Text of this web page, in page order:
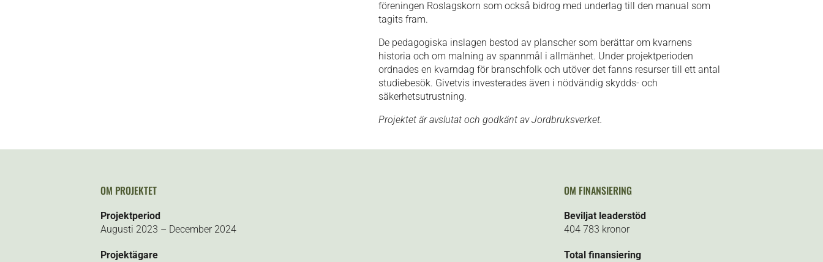
föreningen Roslagskorn som också bidrog med underlag till den manual som
tagits fram.
De pedagogiska inslagen bestod av planscher som berättar om kvarnens
historia och om malning av spannmål i allmänhet. Under projektperioden
ordnades en kvarndag för branschfolk och utöver det fanns resurser till ett antal
studiebesök. Givetvis investerades även i nödvändig skydds- och
säkerhetsutrustning.
Projektet är avslutat och godkänt av Jordbruksverket.
OM PROJEKTET
Projektperiod
Augusti 2023 – December 2024
Projektägare
OM FINANSIERING
Beviljat leaderstöd
404 783 kronor
Total finansiering